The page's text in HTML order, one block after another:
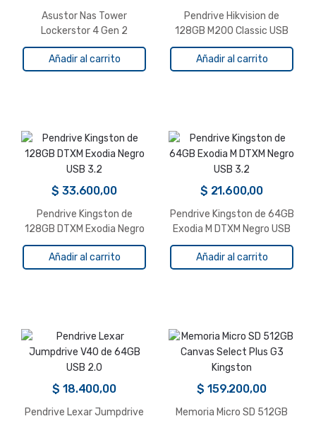
Asustor Nas Tower
Lockerstor 4 Gen 2
As6704t 4×3.5/2.5
Añadir al carrito
Pendrive Hikvision de
128GB M200 Classic USB
3.0
Añadir al carrito
$ 33.600,00
Pendrive Kingston de
128GB DTXM Exodia Negro
USB 3.2
Añadir al carrito
$ 21.600,00
Pendrive Kingston de 64GB
Exodia M DTXM Negro USB
3.2
Añadir al carrito
$ 18.400,00
Pendrive Lexar Jumpdrive
$ 159.200,00
Memoria Micro SD 512GB